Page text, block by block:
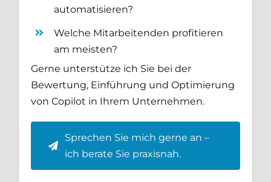
automatisieren?
Welche Mitarbeitenden profitieren
am meisten?
Gerne unterstütze ich Sie bei der
Bewertung, Einführung und Optimierung
von Copilot in Ihrem Unternehmen.
Sprechen Sie mich gerne an –
ich berate Sie praxisnah.